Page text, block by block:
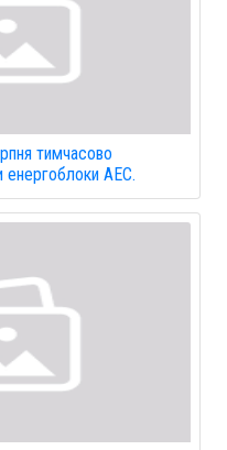
тимчасово
енергоблоки АЕС.